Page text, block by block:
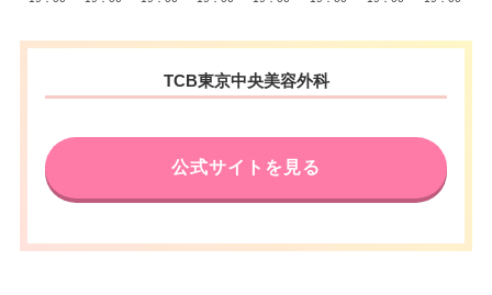
TCB東京中央美容外科
公式サイトを見る